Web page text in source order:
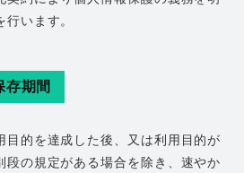
います。
存期間
目的を達成した後、又は利用目的が
段の規定がある場合を除き、速やか